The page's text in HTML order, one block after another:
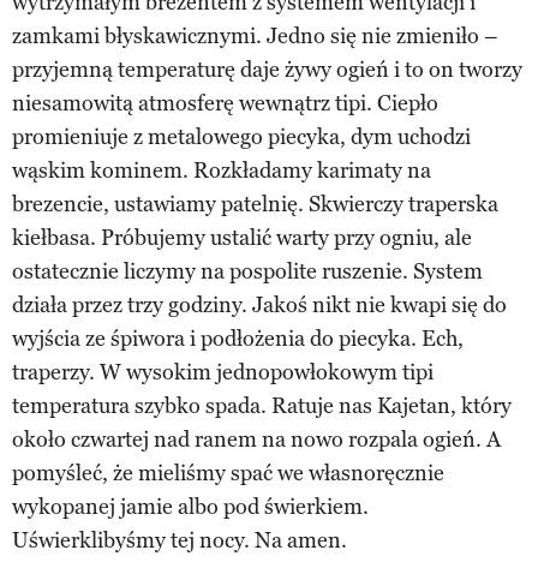
zamkami błyskawicznymi. Jedno się nie zmieniło –
przyjemną temperaturę daje żywy ogień i to on tworzy
niesamowitą atmosferę wewnątrz tipi. Ciepło
promieniuje z metalowego piecyka, dym uchodzi
wąskim kominem. Rozkładamy karimaty na
brezencie, ustawiamy patelnię. Skwierczy traperska
kiełbasa. Próbujemy ustalić warty przy ogniu, ale
ostatecznie liczymy na pospolite ruszenie. System
działa przez trzy godziny. Jakoś nikt nie kwapi się do
wyjścia ze śpiwora i podłożenia do piecyka. Ech,
traperzy. W wysokim jednopowłokowym tipi
temperatura szybko spada. Ratuje nas Kajetan, który
około czwartej nad ranem na nowo rozpala ogień. A
pomyśleć, że mieliśmy spać we własnoręcznie
wykopanej jamie albo pod świerkiem.
Uświerklibyśmy tej nocy. Na amen.